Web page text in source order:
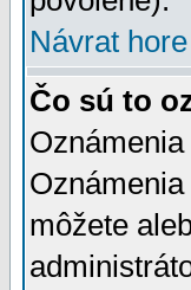
Návrat hore
Čo sú to
môžete